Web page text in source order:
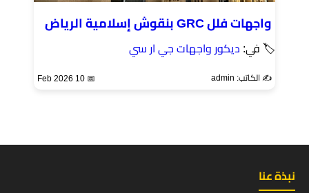
واجهات فلل GRC بنقوش إسلامية الرياض
🏷 في: ديكور واجهات جي ار سي
✍️ الكاتب: admin 📅 10 Feb 2026
نبذة عنا